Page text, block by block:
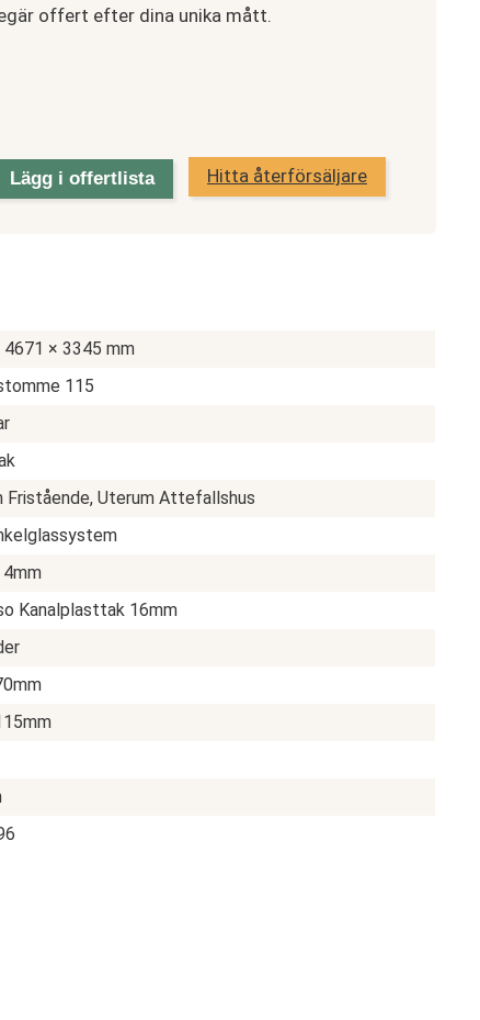
offert efter dina unika mått.
Lägg i offertlista Hitta återförsäljare
4671 × 3345 mm
115
Fristående, Uterum Attefallshus
Kanalplasttak 16mm